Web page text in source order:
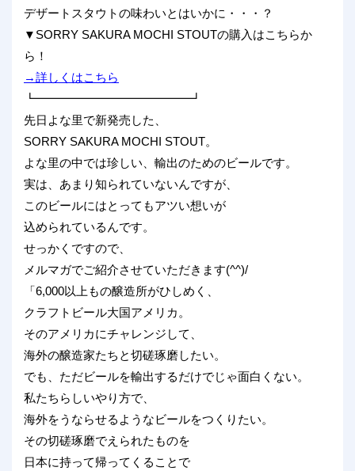
デザートスタウトの味わいとはいかに・・・？
▼SORRY SAKURA MOCHI STOUTの購入はこちらか
ら！
→詳しくはこちら
┗━━━━━━━━━━━━━┛
先日よな里で新発売した、
SORRY SAKURA MOCHI STOUT。
よな里の中では珍しい、輸出のためのビールです。
実は、あまり知られていないんですが、
このビールにはとってもアツい想いが
込められているんです。
せっかくですので、
メルマガでご紹介させていただきます(^^)/
「6,000以上もの醸造所がひしめく、
クラフトビール大国アメリカ。
そのアメリカにチャレンジして、
海外の醸造家たちと切磋琢磨したい。
でも、ただビールを輸出するだけでじゃ面白くない。
私たちらしいやり方で、
海外をうならせるようなビールをつくりたい。
その切磋琢磨でえられたものを
日本に持って帰ってくることで